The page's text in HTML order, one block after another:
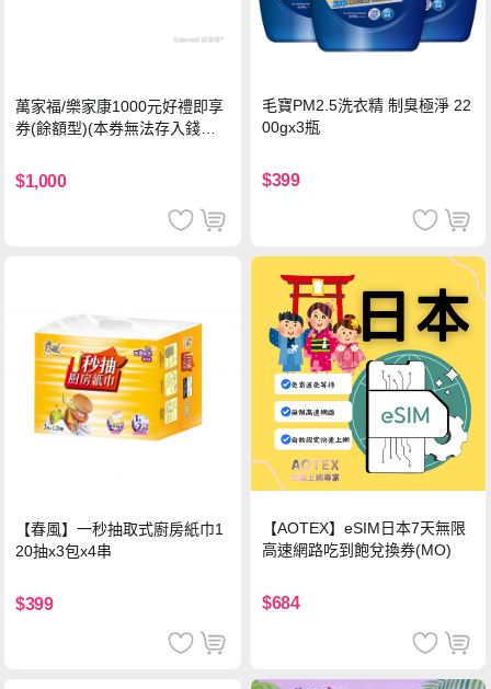
萬家福/樂家康1000元好禮即享
券(餘額型)(本券無法存入錢包
$1,000
毛寶PM2.5洗衣精 制臭極淨 22
00gx3瓶
$399
【春風】一秒抽取式廚房紙巾1
20抽x3包x4串
$399
【AOTEX】eSIM日本7天無限
高速網路吃到飽兌換券(MO)
$684